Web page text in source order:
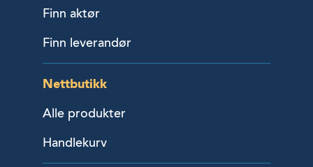
Finn aktør
Finn leverandør
Nettbutikk
Alle produkter
Handlekurv